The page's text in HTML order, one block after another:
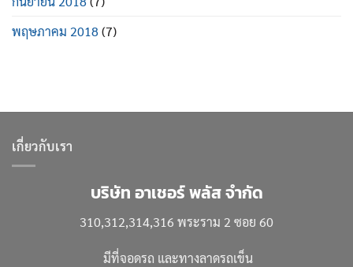
พฤษภาคม 2018(7)
เกี่ยวกับเรา
บริษัท อาเชอร์ พลัส จำกัด
310,312,314,316 พระราม 2 ซอย 60
มีที่จอดรถ และทางลาดรถเข็น